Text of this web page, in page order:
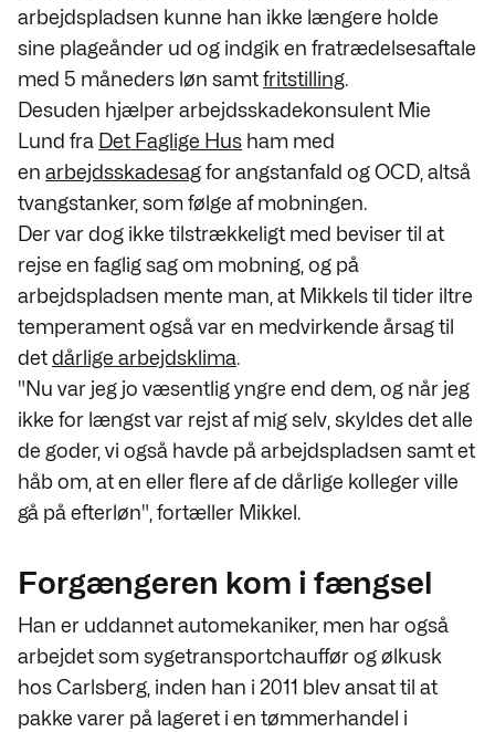
arbejdspladsen kunne han ikke længere holde
sine plageånder ud og indgik en fratrædelsesaftale
med 5 måneders løn samtfritstilling.
Desuden hjælper arbejdsskadekonsulent Mie
Lund fra Det Faglige Hus ham med
en arbejdsskadesagfor angstanfald og OCD, altså
tvangstanker, som følge af mobningen.
Der var dog ikke tilstrækkeligt med beviser til at
rejse en faglig sag om mobning, og på
arbejdspladsen mente man, at Mikkels til tider iltre
temperament også var en medvirkende årsag til
detdårlige arbejdsklima.
"Nu var jeg jo væsentlig yngre end dem, og når jeg
ikke for længst var rejst af mig selv, skyldes det alle
de goder, vi også havde på arbejdspladsen samt et
håb om, at en eller flere af de dårlige kolleger ville
gå på efterløn", fortæller Mikkel.
Forgængeren kom i fængsel
Han er uddannet automekaniker, men har også
arbejdet som sygetransportchauffør og ølkusk
hos Carlsberg, inden han i 2011 blev ansat til at
pakke varer på lageret i en tømmerhandel i